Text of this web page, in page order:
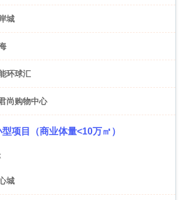
城
环球汇
尚购物中心
型项目（商业体量<10万㎡）
城